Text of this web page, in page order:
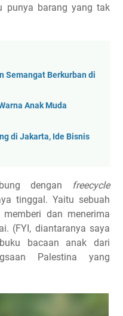
punya barang yang tak
Semangat Berkurban di
Anak Muda
di Jakarta, Ide Bisnis
dengan
freecycle
tinggal. Yaitu sebuah
dan menerima
(FYI, diantaranya saya
bacaan anak dari
Palestina yang